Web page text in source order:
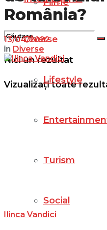
Nici un rezultat
Vizualizați toate
Diverse
Lifestyle
Turism
Social
România?
13/04/2022
in Diverse
Ilinca Vandici